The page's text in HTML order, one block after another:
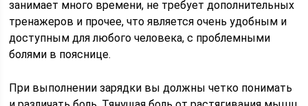
занимает много времени, не требует дополнительных
тренажеров и прочее, что является очень удобным и
доступным для любого человека, с проблемными
болями в пояснице.
При выполнении зарядки вы должны четко понимать